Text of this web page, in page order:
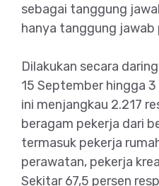
sebagai tanggung
hanya tanggung jawab
Dilakukan secara
15 September hingga
ini menjangkau 2.217
beragam pekerja dari
termasuk pekerja
perawatan, pekerja
Sekitar 67,5 persen